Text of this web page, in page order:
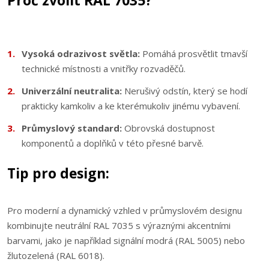
Vysoká odrazivost světla: Pomáhá prosvětlit tmavší
technické místnosti a vnitřky rozvaděčů.
Univerzální neutralita: Nerušivý odstín, který se hodí
prakticky kamkoliv a ke kterémukoliv jinému vybavení.
Průmyslový standard: Obrovská dostupnost
komponentů a doplňků v této přesné barvě.
Tip pro design:
Pro moderní a dynamický vzhled v průmyslovém designu
kombinujte neutrální RAL 7035 s výraznými akcentními
barvami, jako je například signální modrá (RAL 5005) nebo
žlutozelená (RAL 6018).